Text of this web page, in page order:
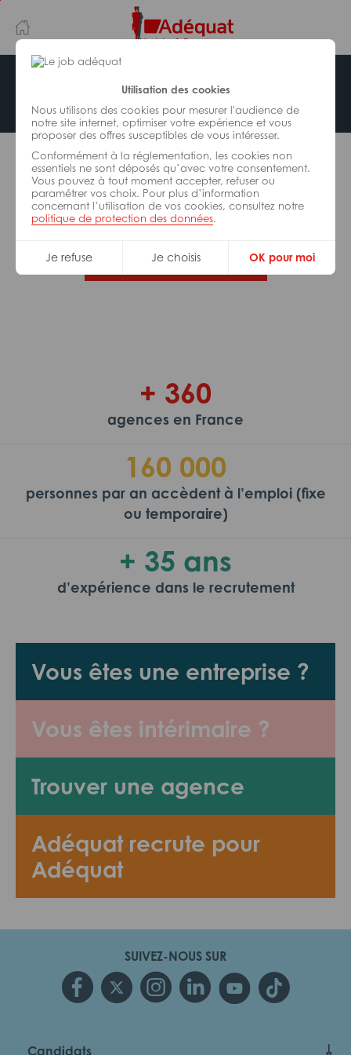
Utilisation des cookies
Nous utilisons des cookies pour mesurer l'audience de
notre site internet, optimiser votre expérience et vous
proposer des offres susceptibles de vous intéresser.
Conformément à la réglementation, les cookies non
essentiels ne sont déposés qu’avec votre consentement.
Vous pouvez à tout moment accepter, refuser ou
paramétrer vos choix. Pour plus d’information
concernant l’utilisation de vos cookies, consultez notre
politique de protection des données.
Je refuse Je choisis OK pour moi
au
contenu
principal
navigation
Offre indisponible
L’offre d’emploi que vous tentez de consulter n’est
plus disponible.
De nombreuses autres missions peuvent vous
correspondre, consultez toutes nos offres.
Trouvez votre job Adéquat !
Vous êtes une entreprise ?
Vous êtes intérimaire ?
Trouver une agence
Adéquat recrute pour
Adéquat
+ 360
agences en France
160 000
personnes par an accèdent à l’emploi (fixe
ou temporaire)
+ 35 ans
d’expérience dans le recrutement
SUIVEZ-NOUS SUR
Candidats